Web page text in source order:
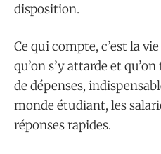
disposition.
Ce qui compte, c’est la
qu’on s’y attarde et
de dépenses,
monde étudiant, les
réponses rapides.